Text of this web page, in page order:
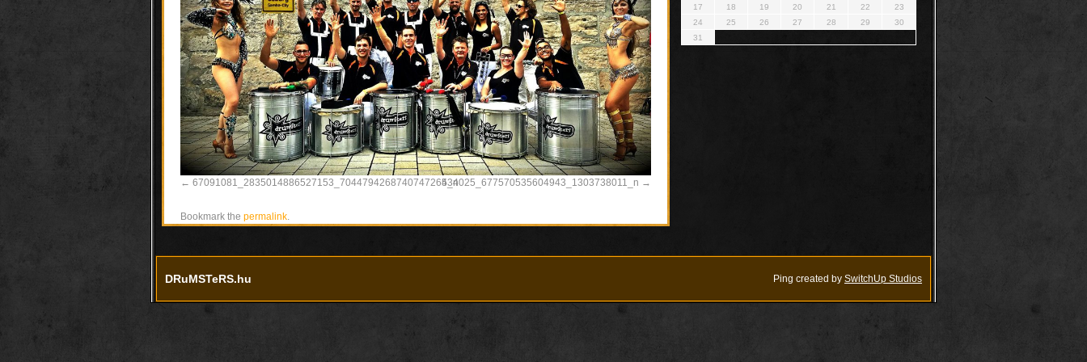
67091081_2835014886527153_7044794268740747264_n534025_677570535604943_1303738011_n
Bookmark the permalink.
17
18 19 20 21 22
23
24
25 26 27 28 29
30
31
DRuMSTeRS.hu Ping created by SwitchUp Studios